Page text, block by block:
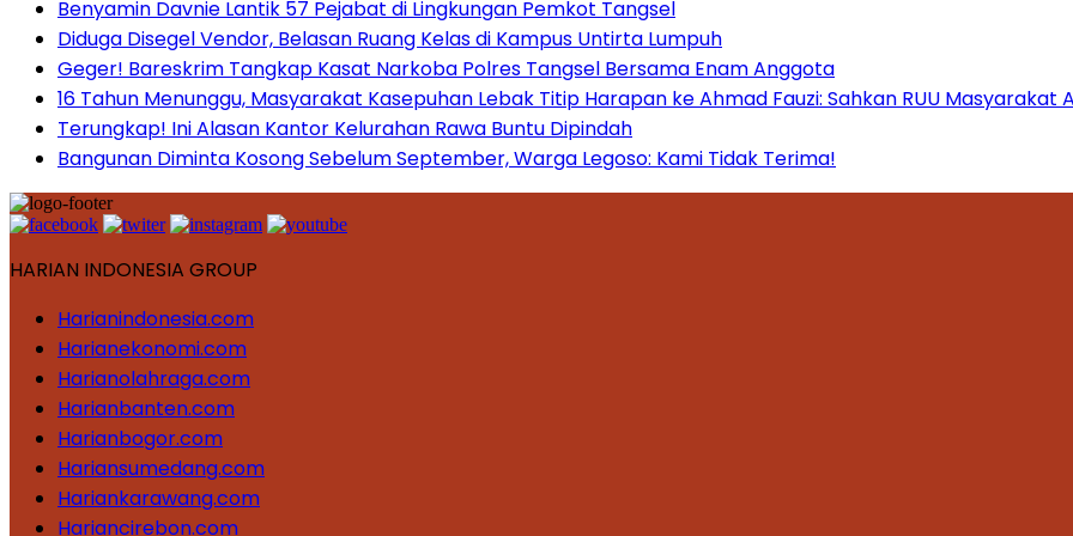
Benyamin Davnie Lantik 57 Pejabat di Lingkungan Pemkot Tangsel
Diduga Disegel Vendor, Belasan Ruang Kelas di Kampus Untirta Lumpuh
Geger! Bareskrim Tangkap Kasat Narkoba Polres Tangsel Bersama Enam Anggota
16 Tahun Menunggu, Masyarakat Kasepuhan Lebak Titip Harapan ke Ahmad Fauzi: Sahkan RUU Masyarakat
Terungkap! Ini Alasan Kantor Kelurahan Rawa Buntu Dipindah
Bangunan Diminta Kosong Sebelum September, Warga Legoso: Kami Tidak Terima!
HARIAN INDONESIA GROUP
Harianindonesia.com
Harianekonomi.com
Harianolahraga.com
Harianbanten.com
Harianbogor.com
Hariansumedang.com
Hariankarawang.com
Hariancirebon.com